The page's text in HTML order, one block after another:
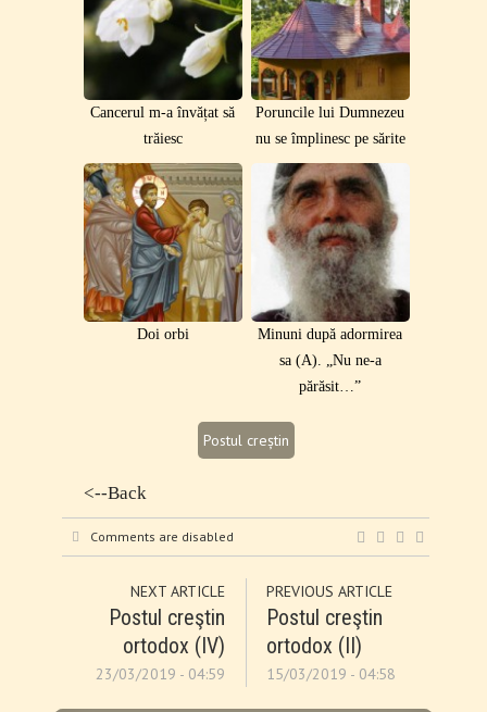
Cancerul m-a învățat să
trăiesc
Poruncile lui Dumnezeu
nu se împlinesc pe sărite
Doi orbi
Minuni după adormirea
sa (A). „Nu ne-a
părăsit…”
Postul creștin
<--Back
Comments are disabled
NEXT ARTICLE
Postul creştin
ortodox (ΙV)
23/03/2019 - 04:59
PREVIOUS ARTICLE
Postul creştin
ortodox (II)
15/03/2019 - 04:58